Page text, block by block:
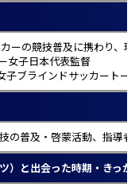
ーの競技普及に携わり、現
女子日本代表監督
子ブラインドサッカートー
の普及・啓蒙活動、指導
）と出会った時期・きっか